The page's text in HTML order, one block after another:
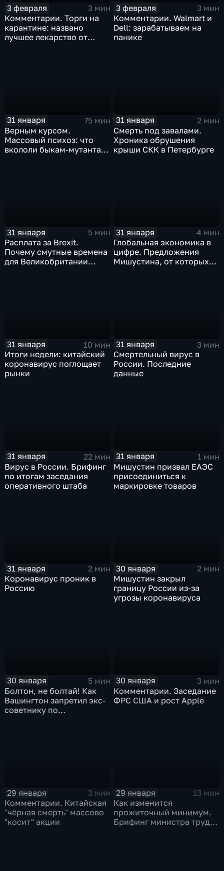
3 февраля
3 мин
Комментарии. Торги на
карантине: названо
лучшее лекарство от
3 февраля
3 мин
Комментарии. Walmart и
Dell: зарабатываем на
панике
31 января
75 мин
Верным курсом.
Массовый психоз: что
вкололи быкам-мутантам,
31 января
2 мин
Смерть под завалами.
Хроника обрушения
крыши СКК в Петербурге
31 января
5 мин
Расплата за Brexit.
Почему смутные времена
для Великобритании
31 января
4 мин
Глобальная экономика в
цифре. Предложения
Мишустина, от которых
31 января
10 мин
Итоги недели: китайский
коронавирус поглощает
рынки
31 января
3 мин
Смертельный вирус в
России. Последние
данные
31 января
22 мин
Вирус в России. Брифинг
по итогам заседания
оперативного штаба
31 января
1 мин
Мишустин призвал ЕАЭС
присоединиться к
маркировке товаров
31 января
2 мин
Коронавирус проник в
Россию
30 января
2 мин
Мишустин закрыл
границу России из-за
угрозы коронавируса
30 января
5 мин
Болтон, не болтай! Как
Вашингтон запретил экс-
советнику по
30 января
3 мин
Комментарии. Заседание
ФРС США и рост Apple
29 января
3 мин
Комментарии. Китайская
"чёрная смерть" массово
"косит" акции
29 января
13 мин
Как изменится
прожиточный минимум.
Брифинг министра труда